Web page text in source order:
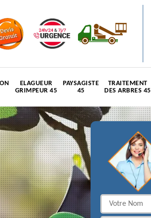
ELAGUEUR
GRIMPEUR 45
PAYSAGISTE
45
TRAITEMENT
DES ARBRES 45